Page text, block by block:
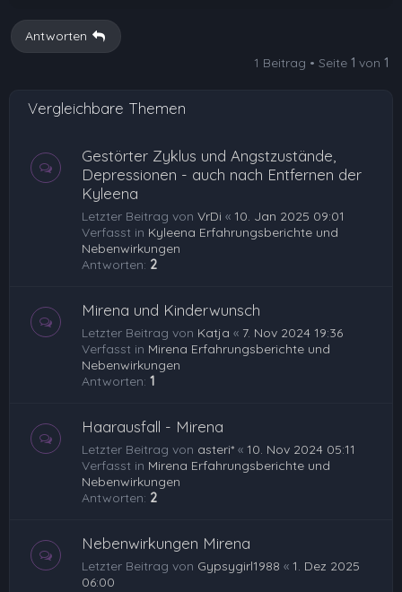
Antworten
1 Beitrag • Seite 1 von 1
Vergleichbare Themen
Gestörter Zyklus und Angstzustände,
Depressionen - auch nach Entfernen der
Kyleena
Letzter Beitrag von VrDi « 10. Jan 2025 09:01
Verfasst in Kyleena Erfahrungsberichte und
Nebenwirkungen
Antworten: 2
Mirena und Kinderwunsch
Letzter Beitrag von Katja « 7. Nov 2024 19:36
Verfasst in Mirena Erfahrungsberichte und
Nebenwirkungen
Antworten: 1
Haarausfall - Mirena
Letzter Beitrag von asteri* « 10. Nov 2024 05:11
Verfasst in Mirena Erfahrungsberichte und
Nebenwirkungen
Antworten: 2
Nebenwirkungen Mirena
Letzter Beitrag von Gypsygirl1988 « 1. Dez 2025
06:00